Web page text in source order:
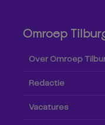
Omroep
Over Omroep
Redactie
Vacatures